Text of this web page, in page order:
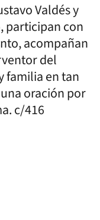
Valdés y
participan con
acompañan
del
familia en tan
oración por
c/416